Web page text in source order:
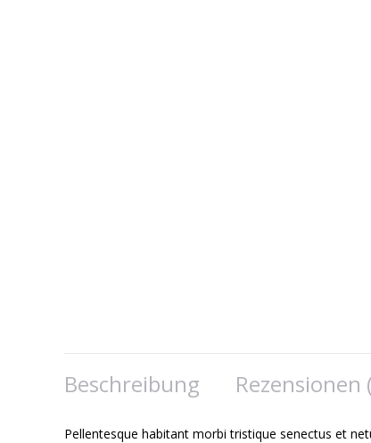
Beschreibung Rezensionen
Pellentesque habitant morbi tristique senectus et